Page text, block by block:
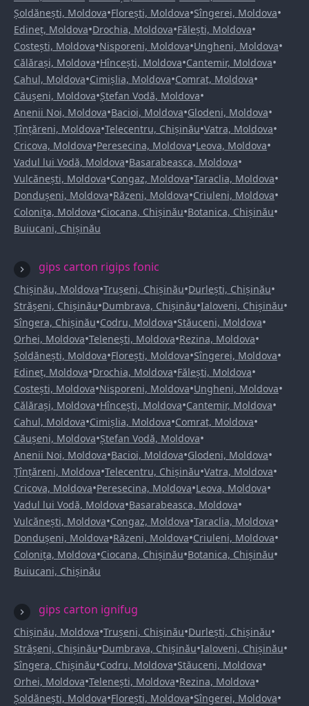
Șoldănești, Moldova•Florești, Moldova•Sîngerei, Moldova•
Edineț, Moldova•Drochia, Moldova•Fălești, Moldova•
Costești, Moldova•Nisporeni, Moldova•Ungheni, Moldova•
Călărași, Moldova•Hîncești, Moldova•Cantemir, Moldova•
Cahul, Moldova•Cimișlia, Moldova•Comrat, Moldova•
Căușeni, Moldova•Ștefan Vodă, Moldova•
Anenii Noi, Moldova•Bacioi, Moldova•Glodeni, Moldova•
Țînțăreni, Moldova•Telecentru, Chișinău•Vatra, Moldova•
Cricova, Moldova•Peresecina, Moldova•Leova, Moldova•
Vadul lui Vodă, Moldova•Basarabeasca, Moldova•
Vulcănești, Moldova•Congaz, Moldova•Taraclia, Moldova•
Dondușeni, Moldova•Răzeni, Moldova•Criuleni, Moldova•
Colonița, Moldova•Ciocana, Chișinău•Botanica, Chișinău•
Buiucani, Chișinău
gips carton rigips fonic
Chișinău, Moldova•Trușeni, Chișinău•Durlești, Chișinău•
Strășeni, Chișinău•Dumbrava, Chișinău•Ialoveni, Chișinău•
Sîngera, Chișinău•Codru, Moldova•Stăuceni, Moldova•
Orhei, Moldova•Telenești, Moldova•Rezina, Moldova•
Șoldănești, Moldova•Florești, Moldova•Sîngerei, Moldova•
Edineț, Moldova•Drochia, Moldova•Fălești, Moldova•
Costești, Moldova•Nisporeni, Moldova•Ungheni, Moldova•
Călărași, Moldova•Hîncești, Moldova•Cantemir, Moldova•
Cahul, Moldova•Cimișlia, Moldova•Comrat, Moldova•
Căușeni, Moldova•Ștefan Vodă, Moldova•
Anenii Noi, Moldova•Bacioi, Moldova•Glodeni, Moldova•
Țînțăreni, Moldova•Telecentru, Chișinău•Vatra, Moldova•
Cricova, Moldova•Peresecina, Moldova•Leova, Moldova•
Vadul lui Vodă, Moldova•Basarabeasca, Moldova•
Vulcănești, Moldova•Congaz, Moldova•Taraclia, Moldova•
Dondușeni, Moldova•Răzeni, Moldova•Criuleni, Moldova•
Colonița, Moldova•Ciocana, Chișinău•Botanica, Chișinău•
Buiucani, Chișinău
gips carton ignifug
Chișinău, Moldova•Trușeni, Chișinău•Durlești, Chișinău•
Strășeni, Chișinău•Dumbrava, Chișinău•Ialoveni, Chișinău•
Sîngera, Chișinău•Codru, Moldova•Stăuceni, Moldova•
Orhei, Moldova•Telenești, Moldova•Rezina, Moldova•
Șoldănești, Moldova•Florești, Moldova•Sîngerei, Moldova•